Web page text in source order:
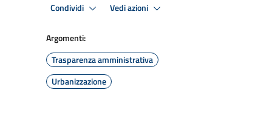
Condividi Vedi azioni
Argomenti:
Trasparenza amministrativa
Urbanizzazione